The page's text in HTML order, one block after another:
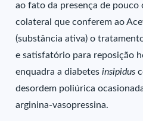
ao fato da presença de
colateral que conferem ao
(substância ativa) o
e satisfatório para reposição
enquadra a diabetesinsipidus
desordem poliúrica
arginina-vasopressina.